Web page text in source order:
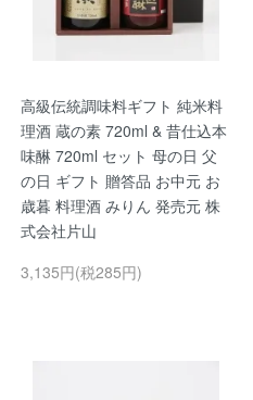
高級伝統調味料ギフト 純米料
理酒 蔵の素 720ml & 昔仕込本
味醂 720ml セット 母の日 父
の日 ギフト 贈答品 お中元 お
歳暮 料理酒 みりん 発売元 株
式会社片山
3,135円(税285円)